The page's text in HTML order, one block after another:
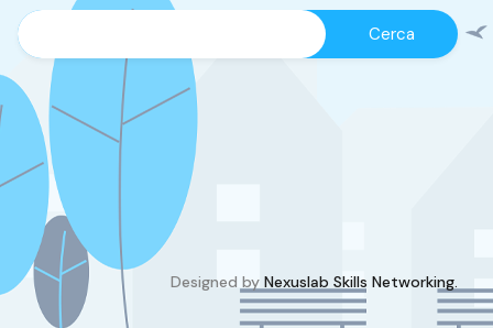
Designed by Nexuslab Skills Networking.